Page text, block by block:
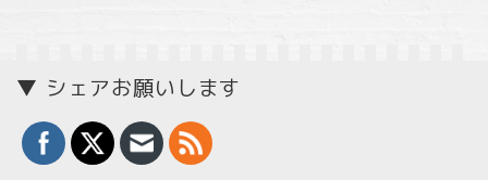
▼ シェアお願いします